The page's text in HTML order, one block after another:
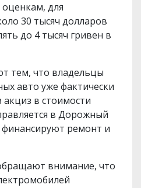
для
30 тысяч долларов
до 4 тысяч гривен в
тем, что владельцы
авто уже фактически
акциз в стоимости
в Дорожный
ремонт и
внимание, что